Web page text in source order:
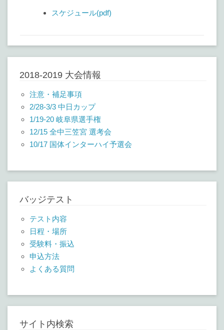
スケジュール(pdf)
2018-2019 大会情報
注意・補足事項
2/28-3/3 中日カップ
1/19-20 岐阜県選手権
12/15 全中三笠宮 選考会
10/17 国体インターハイ予選会
バッジテスト
テスト内容
日程・場所
受験料・振込
申込方法
よくある質問
サイト内検索